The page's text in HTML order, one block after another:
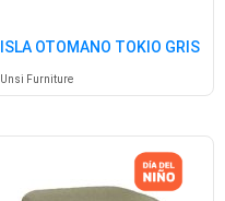
ISLA OTOMANO TOKIO GRIS
Unsi Furniture